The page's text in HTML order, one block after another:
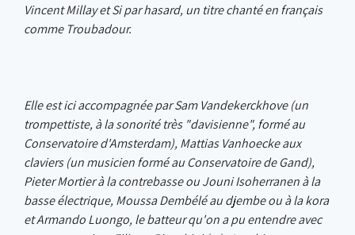
Vincent Millay et Si par hasard, un titre chanté en français
comme Troubadour.
Elle est ici accompagnée par Sam Vandekerckhove (un
trompettiste, à la sonorité très "davisienne", formé au
Conservatoire d'Amsterdam), Mattias Vanhoecke aux
claviers (un musicien formé au Conservatoire de Gand),
Pieter Mortier à la contrebasse ou Jouni Isoherranen à la
basse électrique, Moussa Dembélé au djembe ou à la kora
et Armando Luongo, le batteur qu'on a pu entendre avec